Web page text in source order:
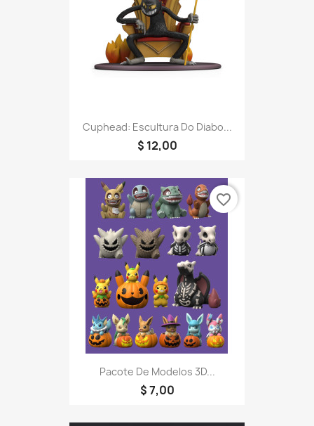
Cuphead: Escultura Do Diabo...
$ 12,00
Pacote De Modelos 3D...
$ 7,00
favorite_border